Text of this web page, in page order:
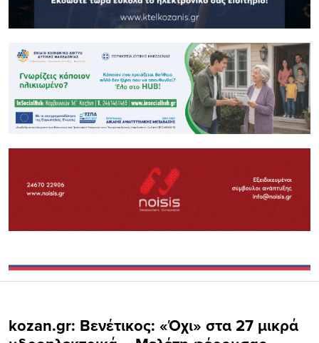
kozan.gr: Βενέτικος: «Όχι» στα 27 μικρά